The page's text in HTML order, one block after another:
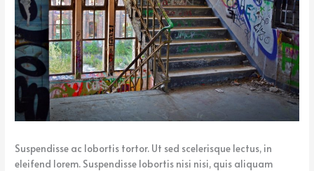
k e
Suspendisse ac lobortis tortor. Ut sed scelerisque lectus, in
eleifend lorem. Suspendisse lobortis nisi nisi, quis aliquam